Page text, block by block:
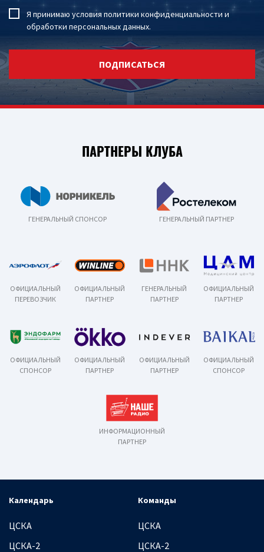
Я принимаю условия политики конфиденциальности и
обработки персональных данных.
ПОДПИСАТЬСЯ
ПАРТНЕРЫ КЛУБА
ГЕНЕРАЛЬНЫЙ СПОНСОР ГЕНЕРАЛЬНЫЙ ПАРТНЕР
ОФИЦИАЛЬНЫЙ
ПЕРЕВОЗЧИК
ОФИЦИАЛЬНЫЙ
ПАРТНЕР
ГЕНЕРАЛЬНЫЙ
ПАРТНЕР
ОФИЦИАЛЬНЫЙ
ПАРТНЕР
ОФИЦИАЛЬНЫЙ
СПОНСОР
ОФИЦИАЛЬНЫЙ
ПАРТНЕР
ОФИЦИАЛЬНЫЙ
ПАРТНЕР
ОФИЦИАЛЬНЫЙ
СПОНСОР
ИНФОРМАЦИОННЫЙ
ПАРТНЕР
Календарь
ЦСКА
ЦСКА-2
Команды
ЦСКА
ЦСКА-2